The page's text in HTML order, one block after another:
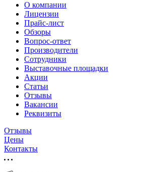
О компании
Лицензии
Прайс-лист
Обзоры
Вопрос-ответ
Производители
Сотрудники
Выставочные площадки
Акции
Статьи
Отзывы
Вакансии
Реквизиты
Отзывы
Цены
Контакты